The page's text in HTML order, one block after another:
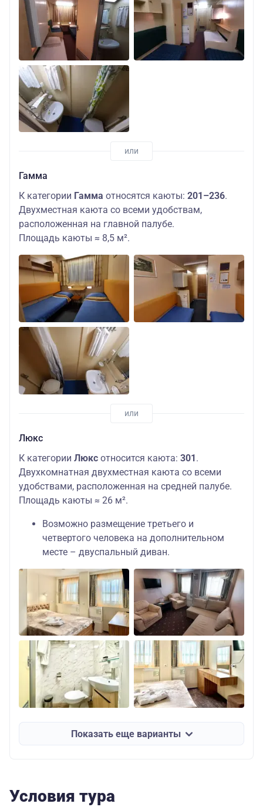
Гамма
К категории Гамма относятся каюты: 201–236.
Двухместная каюта со всеми удобствам,
расположенная на главной палубе.
Площадь каюты ≈ 8,5 м².
Люкс
К категории Люкс относится каюта: 301.
Двухкомнатная двухместная каюта со всеми
удобствами, расположенная на средней палубе.
Площадь каюты ≈ 26 м².
Возможно размещение третьего и
четвертого человека на дополнительном
месте – двуспальный диван.
Показать еще варианты
Условия тура